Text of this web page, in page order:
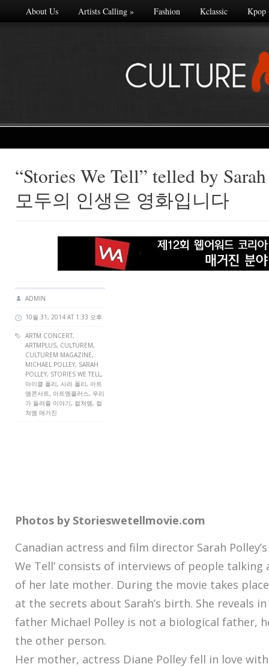
About Us Artists Calling» Fashion Kclassic Kpop
“Stories We Tell” telled by
모두의 인생은 영화입니다
ADMIN
10월 31, 2014 AT 1:33 오후
ARTM CONCERT,
ARTMPLUS, CULTUREM,
CULTUREM MAGAZINE,
MICHAEL POLLEY, SARAH
POLLEY, STORIES WE TELL,
마이클 폴리, 사라 폴리, 아트
엠콘서트, 아트엠플러스, 우리
가 들려줄 이야기, 컬쳐엠, 컬
쳐엠 매거진
Photos by Storieswetellmovie.com
Canadian actress and film director Sarah
We Tell’ consists of interviews of people
of her late mother. During the movie takes
at the secrets about Sarah’s birth. She reveals
father Michael Polley is not a biological father,
the other person.
Her mother, actress Diane Polley fell in love
Made with
FLARE
More Info